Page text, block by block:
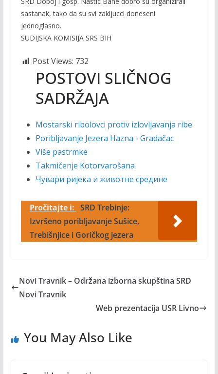
sastanak, tako da su svi zakljucci doneseni
jednoglasno.
SUDIJSKA KOMISIJA SRS BIH
Post Views: 732
POSTOVI SLIČNOG
SADRŽAJA
Mostarski ribolovci protiv izlovljavanja ribe
Poribljavanje Jezera Hazna - Gradačac
Više pastrmke
Takmičenje Kotorvarošana
Чувари ријека и животне средине
Pročitajte i: SRD Trebinje:
Izvršeno poribljavanje Sušice,
Trebišnjice i Goričkog jezera
Novi Travnik – Održana izborna skupština SRD
Novi Travnik
Web prezentacija USR Livno
You May Also Like